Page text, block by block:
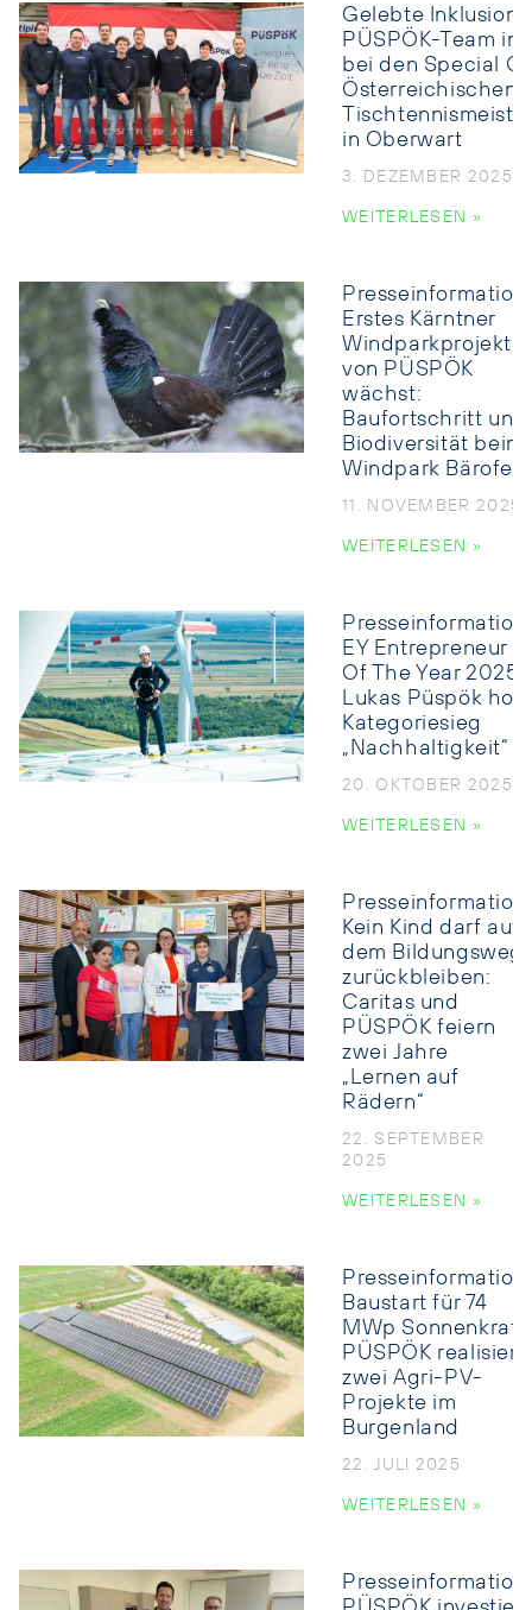
Gelebte Inklusion:
PÜSPÖK-Team
bei den Special
Österreichischen
in Oberwart
3. DEZEMBER 2025
WEITERLESEN »
Presseinformation:
Erstes Kärntner
Windparkprojekt
von PÜSPÖK
wächst:
Baufortschritt und
Biodiversität beim
Windpark Bärofen
11. NOVEMBER 2025
WEITERLESEN »
Presseinformation:
EY Entrepreneur
Of The Year 2025:
Lukas Püspök holt
Kategoriesieg
„Nachhaltigkeit“
20. OKTOBER 2025
WEITERLESEN »
Presseinformation:
Kein Kind darf auf
dem Bildungsweg
zurückbleiben:
Caritas und
PÜSPÖK feiern
zwei Jahre
„Lernen auf
Rädern“
22. SEPTEMBER
2025
WEITERLESEN »
Presseinformation:
Baustart für 74
MWp Sonnenkraft:
PÜSPÖK realisiert
zwei Agri-PV-
Projekte im
Burgenland
22. JULI 2025
WEITERLESEN »
Presseinformation: